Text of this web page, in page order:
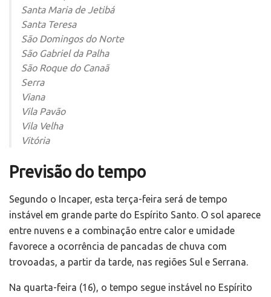
Santa Maria de Jetibá
Santa Teresa
São Domingos do Norte
São Gabriel da Palha
São Roque do Canaã
Serra
Viana
Vila Pavão
Vila Velha
Vitória
Previsão do tempo
Segundo o Incaper, esta terça-feira será de tempo
instável em grande parte do Espírito Santo. O sol aparece
entre nuvens e a combinação entre calor e umidade
favorece a ocorrência de pancadas de chuva com
trovoadas, a partir da tarde, nas regiões Sul e Serrana.
Na quarta-feira (16), o tempo segue instável no Espírito